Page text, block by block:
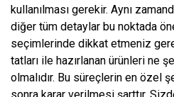
kullanılması gerekir. Aynı
diğer tüm detaylar bu noktada
seçimlerinde dikkat etmeniz
tatları ile hazırlanan ürünleri ne
olmalıdır. Bu süreçlerin en özel